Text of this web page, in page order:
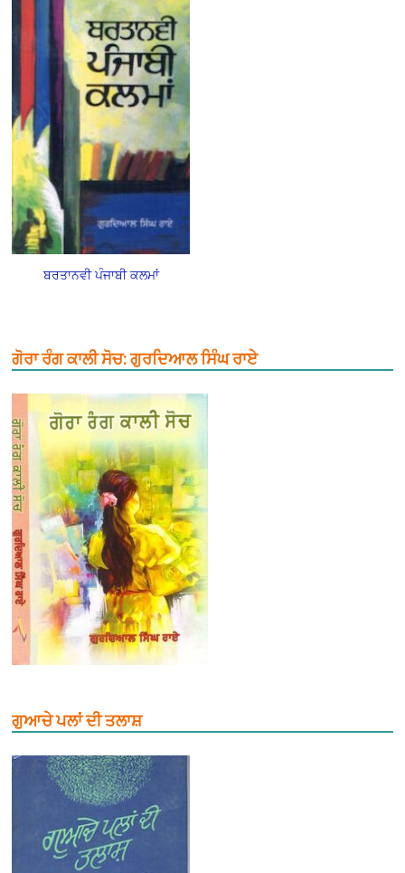
ਬਰਤਾਨਵੀ ਪੰਜਾਬੀ ਕਲਮਾਂ
ਗੋਰਾ ਰੰਗ ਕਾਲੀ ਸੋਚ: ਗੁਰਦਿਆਲ ਸਿੰਘ ਰਾਏ
ਗੁਆਚੇ ਪਲਾਂ ਦੀ ਤਲਾਸ਼